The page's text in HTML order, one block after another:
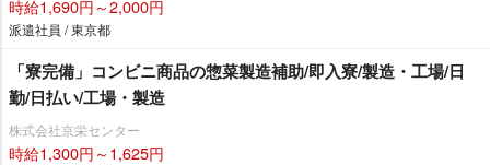
時給1,690円～2,000円
派遣社員 / 東京都
「寮完備」コンビニ商品の惣菜製造補助/即入寮/製造・工場/日
勤/日払い/工場・製造
株式会社京栄センター
時給1,300円～1,625円